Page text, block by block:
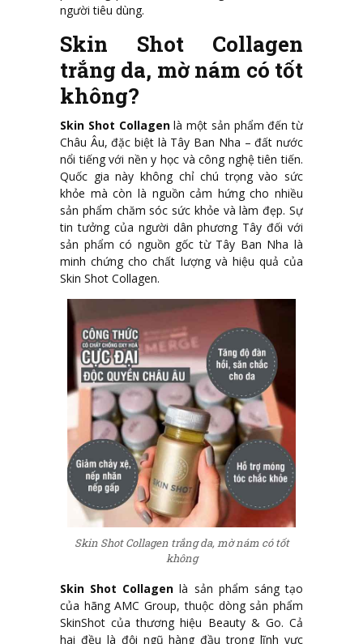
người tiêu dùng.
Skin Shot Collagen
trắng da, mờ nám có tốt
không?
Skin Shot Collagenlà một sản phẩm đến từ
Châu Âu, đặc biệt là Tây Ban Nha – đất nước
nổi tiếng với nền y học và công nghệ tiên tiến.
Quốc gia này không chỉ chú trọng vào sức
khỏe mà còn là nguồn cảm hứng cho nhiều
sản phẩm chăm sóc sức khỏe và làm đẹp. Sự
tin tưởng của người dân phương Tây đối với
sản phẩm có nguồn gốc từ Tây Ban Nha là
minh chứng cho chất lượng và hiệu quả của
Skin Shot Collagen.
Skin Shot Collagen trắng da, mờ nám có tốt
không
Skin Shot Collagen là sản phẩm sáng tạo
của hãng AMC Group, thuộc dòng sản phẩm
SkinShot của thương hiệu Beauty & Go. Cả
hai đều là đội ngũ hàng đầu trong lĩnh vực